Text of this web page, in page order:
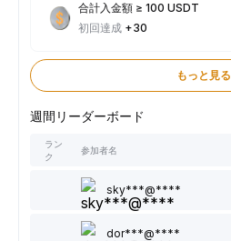
合計入金額 ≥ 100 USDT
初回達成 +30
もっと見る
週間リーダーボード
ラン
ク
参加者名
sky***@****
dor***@****